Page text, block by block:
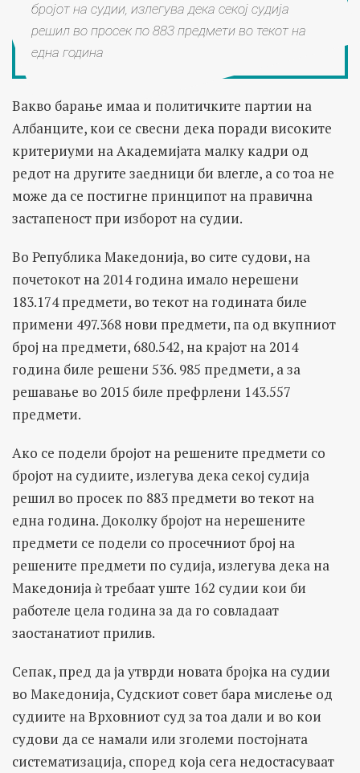
бројот на судии, излегува дека секој судија
решил во просек по 883 предмети во текот на
една година
Вакво барање имаа и политичките партии на
Албанците, кои се свесни дека поради високите
критериуми на Академијата малку кадри од
редот на другите заедници би влегле, а со тоа не
може да се постигне принципот на правична
застапеност при изборот на судии.
Во Република Македонија, во сите судови, на
почетокот на 2014 година имало нерешени
183.174 предмети, во текот на годината биле
примени 497.368 нови предмети, па од вкупниот
број на предмети, 680.542, на крајот на 2014
година биле решени 536. 985 предмети, а за
решавање во 2015 биле префрлени 143.557
предмети.
Ако се подели бројот на решените предмети со
бројот на судиите, излегува дека секој судија
решил во просек по 883 предмети во текот на
една година. Доколку бројот на нерешените
предмети се подели со просечниот број на
решените предмети по судија, излегува дека на
Македонија ѝ требаат уште 162 судии кои би
работеле цела година за да го совладаат
заостанатиот прилив.
Сепак, пред да ја утврди новата бројка на судии
во Македонија, Судскиот совет бара мислење од
судиите на Врховниот суд за тоа дали и во кои
судови да се намали или зголеми постојната
систематизација, според која сега недостасуваат